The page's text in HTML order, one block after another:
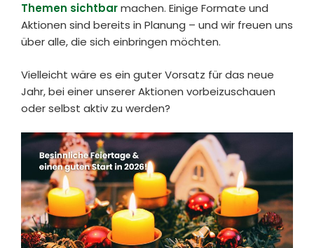
Themen sichtbarmachen. Einige Formate und
Aktionen sind bereits in Planung – und wir freuen uns
über alle, die sich einbringen möchten.
Vielleicht wäre es ein guter Vorsatz für das neue
Jahr, bei einer unserer Aktionen vorbeizuschauen
oder selbst aktiv zu werden?